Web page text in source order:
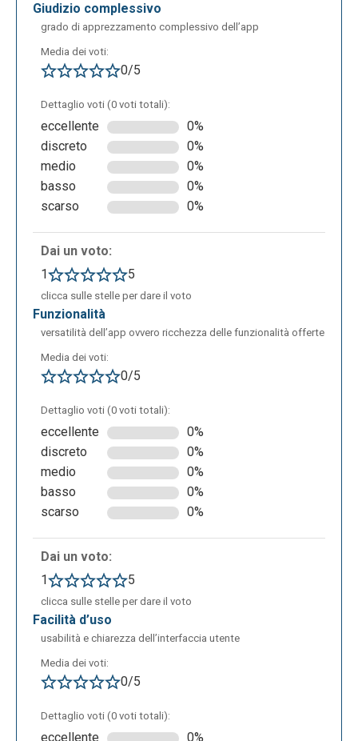
L’evidenziazione può anche essere eseguita dal
popup di contesto. Dopo aver installato l’estensione
di Chrome, ogni volta che si seleziona del testo in
una pagina Web, viene visualizzato il popup
contestuale che consente di eseguire annotazioni
relative al testo:
Evidenzia menu a comparsa - Dopo aver
evidenziato il testo, posizionare il cursore del
mouse su di esso e apparirà il menu a comparsa
evidenziato:
giudizio complessivo
grado di apprezzamento complessivo dell’app
Media dei voti:
0/5
Dettaglio voti (0 voti totali):
eccellente
0%
discreto
0%
medio
0%
basso
0%
scarso
0%
Dai un voto:
1
5
clicca sulle stelle per dare il voto
funzionalità
versatilità dell’app ovvero ricchezza delle funzionalità offerte
Media dei voti:
0/5
Dettaglio voti (0 voti totali):
eccellente
0%
discreto
0%
medio
0%
basso
0%
scarso
0%
Dai un voto:
1
5
clicca sulle stelle per dare il voto
facilità d’uso
usabilità e chiarezza dell’interfaccia utente
Media dei voti:
0/5
Dettaglio voti (0 voti totali):
eccellente
0%